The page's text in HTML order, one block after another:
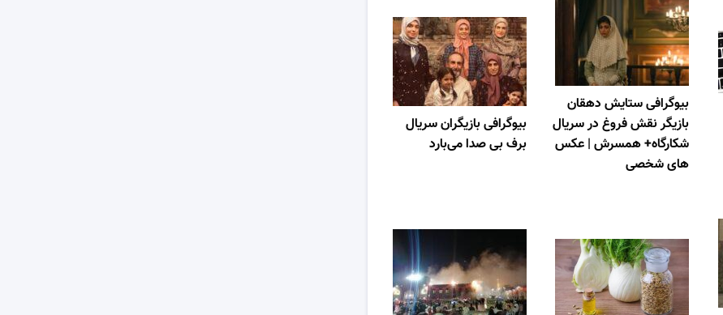
بیوگرافی بازیگران سریال
برف بی صدا می‌بارد
بیوگرافی ستایش دهقان
بازیگر نقش فروغ در سریال
شکارگاه+ همسرش | عکس
های شخصی